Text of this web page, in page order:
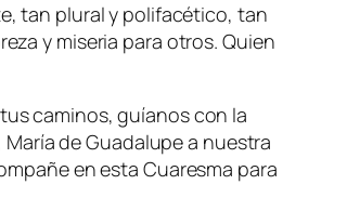
tan plural y polifacético, tan
y miseria para otros. Quien
caminos, guíanos con la
María de Guadalupe a nuestra
en esta Cuaresma para